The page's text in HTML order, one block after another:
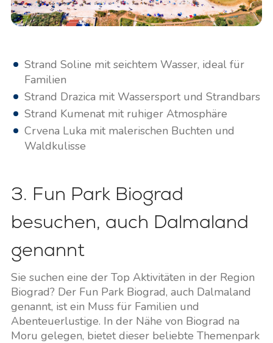
Strand Soline mit seichtem Wasser, ideal für
Familien
Strand Drazica mit Wassersport und Strandbars
Strand Kumenat mit ruhiger Atmosphäre
Crvena Luka mit malerischen Buchten und
Waldkulisse
3. Fun Park Biograd
besuchen, auch Dalmaland
genannt
Sie suchen eine der Top Aktivitäten in der Region
Biograd? Der Fun Park Biograd, auch Dalmaland
genannt, ist ein Muss für Familien und
Abenteuerlustige. In der Nähe von Biograd na
Moru gelegen, bietet dieser beliebte Themenpark